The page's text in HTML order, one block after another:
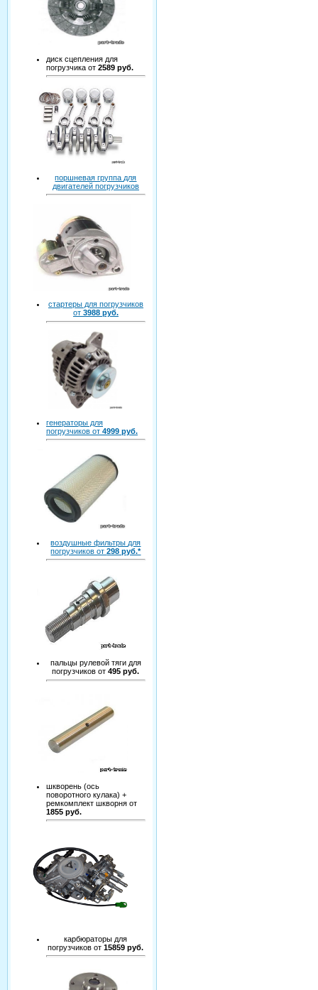
диск сцепления для
погрузчика от 2589 руб.
поршневая группа для
двигателей погрузчиков
стартеры для погрузчиков
от 3988 руб.
генераторы для
погрузчиков от 4999 руб.
воздушные фильтры для
погрузчиков от298 руб.*
пальцы рулевой тяги для
погрузчиков от495 руб.
шкворень (ось
поворотного кулака) +
ремкомплект шкворня от
1855 руб.
карбюраторы для
погрузчиков от15859 руб.